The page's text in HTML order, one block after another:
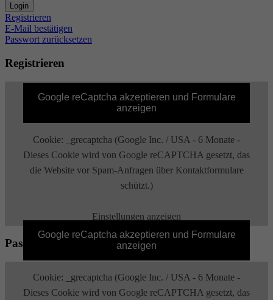
Login
Registrieren
E-Mail bestätigen
Passwort zurücksetzen
Registrieren
Google reCaptcha akzeptieren und Formulare
anzeigen
Cookie: _grecaptcha (Google Inc. / USA - 6 Monate -
Dieses Cookie wird von Google reCAPTCHA gesetzt, das
die Website vor Spam-Anfragen über Kontaktformulare
schützt.)
Einstellungen anzeigen
Passwort zurücksetzen
Google reCaptcha akzeptieren und Formulare
anzeigen
Cookie: _grecaptcha (Google Inc. / USA - 6 Monate -
Dieses Cookie wird von Google reCAPTCHA gesetzt, das